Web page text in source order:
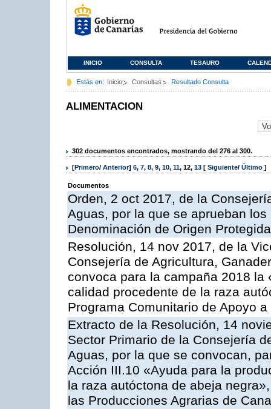
INICIO CONSULTA TESAURO
Estás en: Inicio Consultas Resultado Consulta
ALIMENTACION
302 documentos encontrados, mostrando del 276 al 300.
[Primero/ Anterior] 6, 7, 8, 9, 10, 11, 12, 13 [ Siguiente/ Último ]
Documentos
Orden, 2 oct 2017, de la
Aguas, por la que se aprueban
Denominación de Origen
Resolución, 14 nov 2017, de la
Consejería de Agricultura,
convoca para la campaña 2018
calidad procedente de la raza
Programa Comunitario de Apoyo
Extracto de la Resolución, 14
Sector Primario de la Consejería
Aguas, por la que se convocan,
Acción III.10 «Ayuda para la
la raza autóctona de abeja
las Producciones Agrarias de